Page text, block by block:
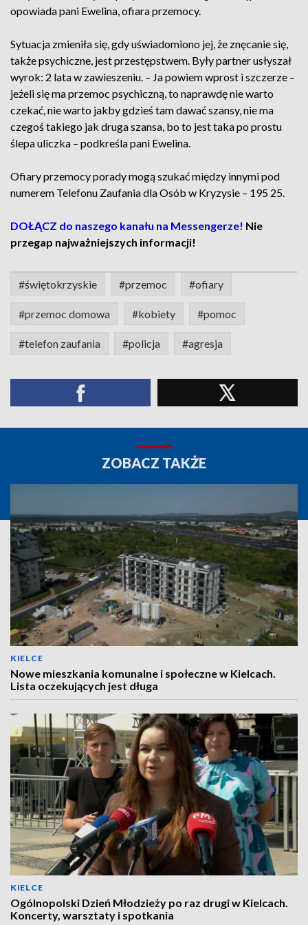
opowiada pani Ewelina, ofiara przemocy.
Sytuacja zmieniła się, gdy uświadomiono jej, że znęcanie się,
także psychiczne, jest przestępstwem. Były partner usłyszał
wyrok: 2 lata w zawieszeniu. – Ja powiem wprost i szczerze –
jeżeli się ma przemoc psychiczną, to naprawdę nie warto
czekać, nie warto jakby gdzieś tam dawać szansy, nie ma
czegoś takiego jak druga szansa, bo to jest taka po prostu
ślepa uliczka – podkreśla pani Ewelina.
Ofiary przemocy porady mogą szukać między innymi pod
numerem Telefonu Zaufania dla Osób w Kryzysie – 195 25.
DOŁĄCZ do naszego kanału na Messengerze! Nie
przegap najważniejszych informacji!
#świętokrzyskie #przemoc #ofiary
#przemoc domowa #kobiety #pomoc
#telefon zaufania #policja #agresja
ZOBACZ TAKŻE
KIELCE
Nowe mieszkania komunalne i społeczne w Kielcach.
Lista oczekujących jest długa
KIELCE
Ogólnopolski Dzień Młodzieży po raz drugi w Kielcach.
Koncerty, warsztaty i spotkania